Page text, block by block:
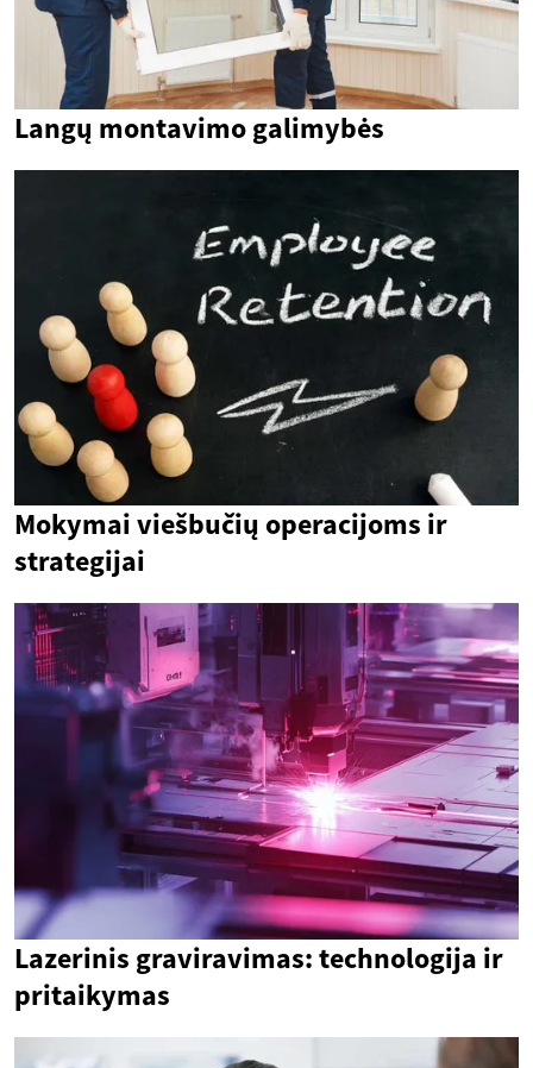
Langų montavimo galimybės
Mokymai viešbučių operacijoms ir
strategijai
Lazerinis graviravimas: technologija ir
pritaikymas